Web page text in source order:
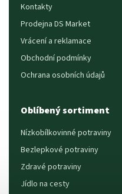
Kontakty
Prodejna DS Market
Vrácení a reklamace
Obchodní podmínky
Ochrana osobních údajů
Oblíbený sortiment
Nízkobílkovinné potraviny
Bezlepkové potraviny
Zdravé potraviny
Jídlo na cesty